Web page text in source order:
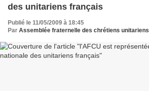
des unitariens français
Publié le 11/05/2009 à 18:45
Par Assemblée fraternelle des chrétiens unitariens